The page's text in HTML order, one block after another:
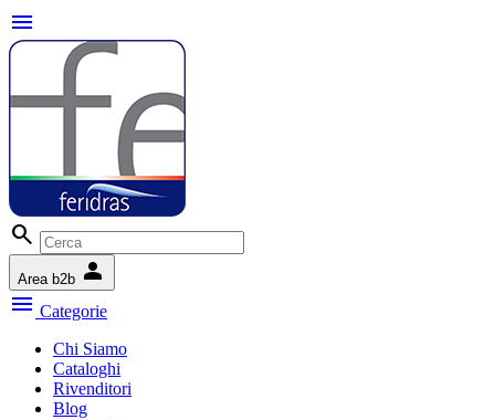
menu
search
Area b2b person
menu Categorie
Chi Siamo
Cataloghi
Rivenditori
Blog